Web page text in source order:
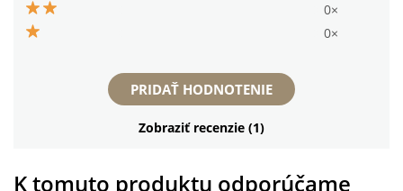
0×
0×
PRIDAŤ HODNOTENIE
Zobraziť recenzie (1)
K tomuto produktu odporúčame